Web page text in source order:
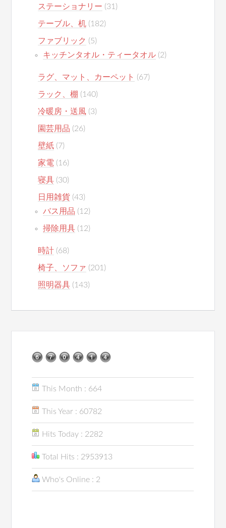
ステーショナリー (31)
テーブル、机 (182)
ファブリック (5)
キッチンタオル・ティータオル (2)
ラグ、マット、カーペット (67)
ラック、棚 (140)
冷暖房・送風 (3)
園芸用品 (26)
壁紙 (7)
家電 (16)
寝具 (30)
日用雑貨 (43)
バス用品 (12)
掃除用具 (12)
時計 (68)
椅子、ソファ (201)
照明器具 (143)
This Month : 664
This Year : 60782
Hits Today : 2282
Total Hits : 2953913
Who's Online : 2